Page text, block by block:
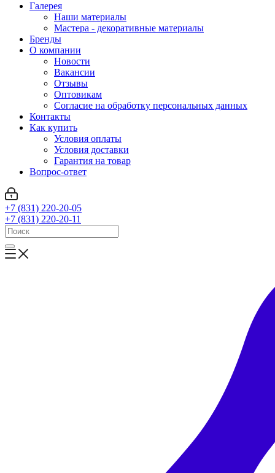
Галерея
Наши материалы
Мастера - декоративные материалы
Бренды
О компании
Новости
Вакансии
Отзывы
Оптовикам
Cогласие на обработку персональных данных
Контакты
Как купить
Условия оплаты
Условия доставки
Гарантия на товар
Вопрос-ответ
+7 (831) 220-20-05
+7 (831) 220-20-11